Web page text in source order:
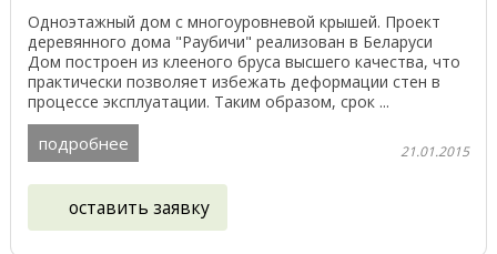
Одноэтажный дом с многоуровневой крышей. Проект
деревянного дома "Раубичи" реализован в Беларуси
Дом построен из клееного бруса высшего качества, что
практически позволяет избежать деформации стен в
процессе эксплуатации. Таким образом, срок ...
подробнее 21.01.2015
оставить заявку